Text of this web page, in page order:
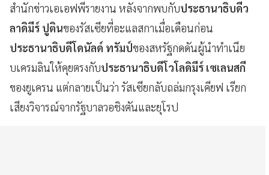
สำนักข่าวเอเอฟพีรายงาน หลังจากพบกับประธานาธิบดีว
ลาดิมีร์ ปูตินของรัสเซียที่อะแลสกาเมื่อเดือนก่อน
ประธานาธิบดีโดนัลด์ ทรัมป์ของสหรัฐกดดันผู้นำทำเนีย
บเครมลินให้คุยตรงกับประธานาธิบดีโวโลดิมีร์ เซเลนสกี
ของยูเครน แต่กลายเป็นว่า รัสเซียกลับถล่มกรุงเคียฟ เรียก
เสียงวิจารณ์จากรัฐบาลวอชิงตันและยุโรป